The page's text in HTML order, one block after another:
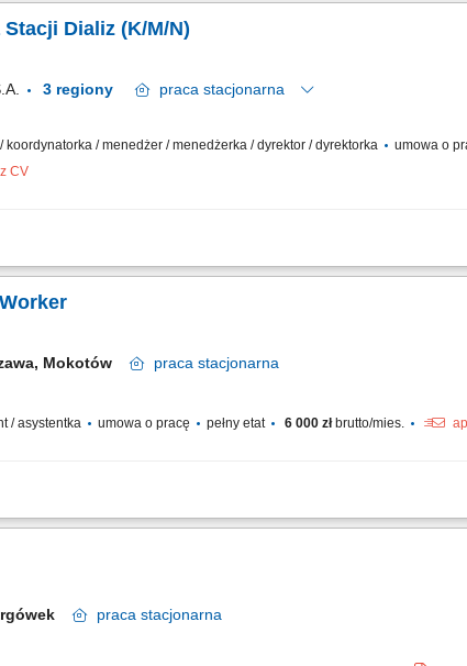
Dializ (K/M/N)
praca stacjonarna
/ menedżer / menedżerka / dyrektor / dyrektorka umowa o
CV
dializ oraz zespołu medycznego; Nadzór nad procesem leczenia
Mokotów praca stacjonarna
/ asystentka umowa o pracę pełny etat 6 000 złbrutto/mies.
phone calls, emails, and other communications. Filing, organizing, and
praca stacjonarna